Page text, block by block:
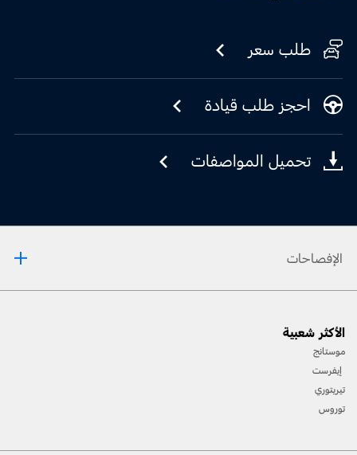
طلب سعر
احجز طلب قيادة
تحميل المواصفات
الإفصاحات
من المعلومات، يرجى مراجعة دليل المالك.
[2] لا تقد وأنت شارد الذّهن أو عند استخدام الأجهزة المحمولة. استخدم الأنظمة المنشّطة صوتيًّا عند
الأكثر شعبية
موستانج
إيفرست
تيريتوري
توروس